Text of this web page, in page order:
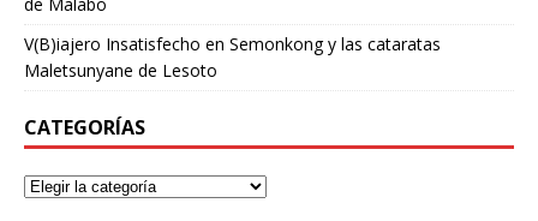
V(B)iajero Insatisfecho en Semonkong y las cataratas
Maletsunyane de Lesoto
CATEGORÍAS